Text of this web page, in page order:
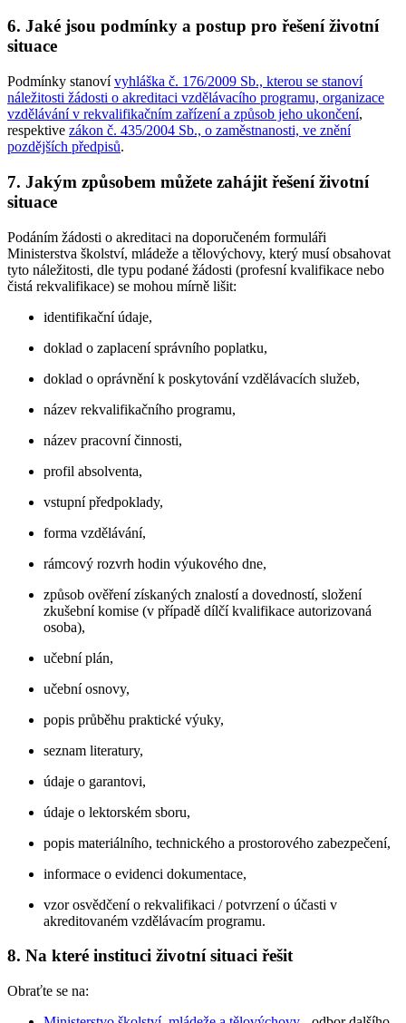
6. Jaké jsou podmínky a postup pro řešení životní
situace
Podmínky stanovívyhláška č. 176/2009 Sb., kterou se stanoví
náležitosti žádosti o akreditaci vzdělávacího programu, organizace
vzdělávání v rekvalifikačním zařízení a způsob jeho ukončení,
respektive zákon č. 435/2004 Sb., o zaměstnanosti, ve znění
pozdějších předpisů.
7. Jakým způsobem můžete zahájit řešení životní
situace
Podáním žádosti o akreditaci na doporučeném formuláři
Ministerstva školství, mládeže a tělovýchovy, který musí obsahovat
tyto náležitosti, dle typu podané žádosti (profesní kvalifikace nebo
čistá rekvalifikace) se mohou mírně lišit:
identifikační údaje,
doklad o zaplacení správního poplatku,
doklad o oprávnění k poskytování vzdělávacích služeb,
název rekvalifikačního programu,
název pracovní činnosti,
profil absolventa,
vstupní předpoklady,
forma vzdělávání,
rámcový rozvrh hodin výukového dne,
způsob ověření získaných znalostí a dovedností, složení
zkušební komise (v případě dílčí kvalifikace autorizovaná
osoba),
učební plán,
učební osnovy,
popis průběhu praktické výuky,
seznam literatury,
údaje o garantovi,
údaje o lektorském sboru,
popis materiálního, technického a prostorového zabezpečení,
informace o evidenci dokumentace,
vzor osvědčení o rekvalifikaci / potvrzení o účasti v
akreditovaném vzdělávacím programu.
8. Na které instituci životní situaci řešit
Obraťte se na: